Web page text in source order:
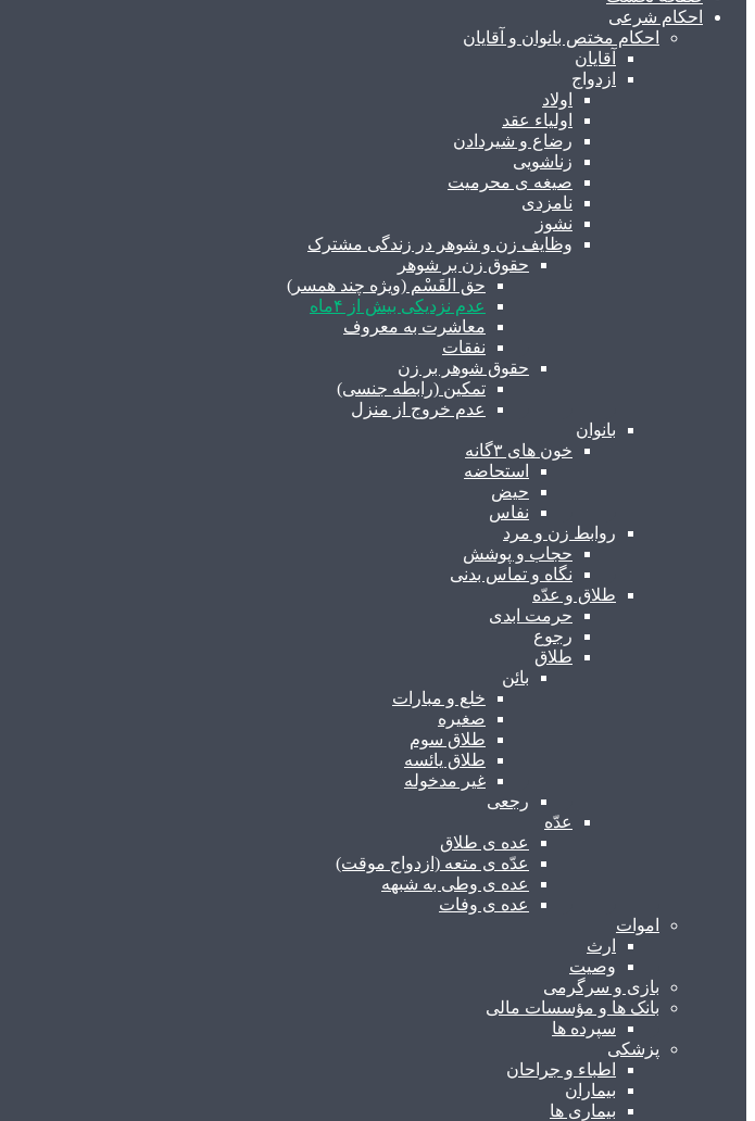
احکام شرعی
احکام مختص بانوان و آقایان
آقایان
ازدواج
اولاد
اولیاء عقد
رضاع و شیردادن
زناشویی
صیغه ی محرمیت
نامزدی
نشوز
وظایف زن و شوهر در زندگی مشترک
حقوق زن بر شوهر
حق القَسْم (ویژه چند همسر)
عدم نزدیکی بیش از ۴ماه
معاشرت به معروف
نفقات
حقوق شوهر بر زن
تمکین (رابطه جنسی)
عدم خروج از منزل
بانوان
خون های ۳گانه
استحاضه
حیض
نفاس
روابط زن و مرد
حجاب و پوشش
نگاه و تماس بدنی
طلاق و عدّه
حرمت ابدی
رجوع
طلاق
بائن
خلع و مبارات
صغیره
طلاق سوم
طلاق یائسه
غیر مدخوله
رجعی
عدّه
عده ی طلاق
عدّه ی متعه (ازدواج موقت)
عده ی وطی به شبهه
عده ی وفات
اموات
ارث
وصیت
بازی و سرگرمی
بانک ها و مؤسسات مالی
سپرده ها
پزشکی
اطباء و جراحان
بیماران
بیماری ها